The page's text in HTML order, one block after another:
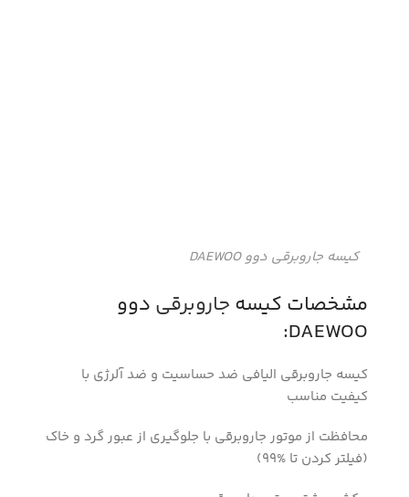
کیسه جاروبرقی دوو DAEWOO
مشخصات کیسه جاروبرقی دوو
DAEWOO:
کیسه جاروبرقی الیافی ضد حساسیت و ضد آلرژی با
کیفیت مناسب
محافظت از موتور جاروبرقی با جلوگیری از عبور گرد و خاک
(فیلتر کردن تا %99)